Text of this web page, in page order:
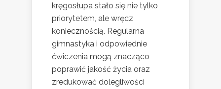
kręgosłupa stało się nie tylko
priorytetem, ale wręcz
koniecznością. Regularna
gimnastyka i odpowiednie
ćwiczenia mogą znacząco
poprawić jakość życia oraz
zredukować dolegliwości